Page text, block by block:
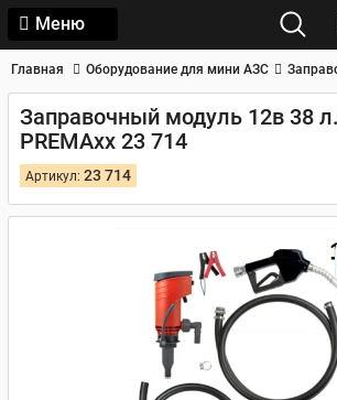
Меню
Главная Оборудование для мини АЗС
Заправочный модуль 12в 38
PREMAxx 23 714
Артикул: 23 714